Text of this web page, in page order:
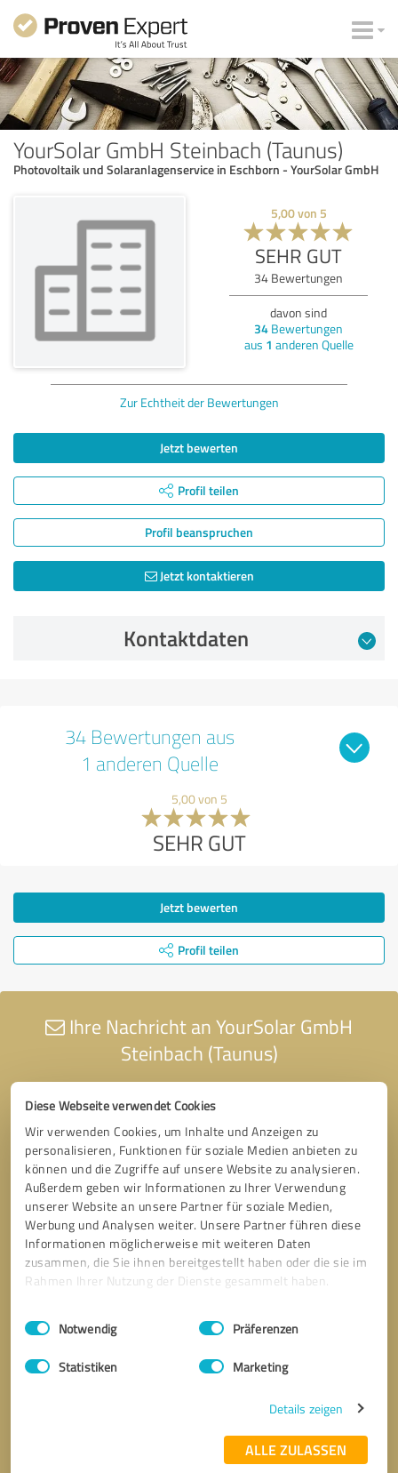
Diese Webseite verwendet Cookies
Wir verwenden Cookies, um Inhalte und Anzeigen zu
personalisieren, Funktionen für soziale Medien anbieten zu
können und die Zugriffe auf unsere Website zu analysieren.
Außerdem geben wir Informationen zu Ihrer Verwendung
unserer Website an unsere Partner für soziale Medien,
Werbung und Analysen weiter. Unsere Partner führen diese
Informationen möglicherweise mit weiteren Daten
zusammen, die Sie ihnen bereitgestellt haben oder die sie im
Rahmen Ihrer Nutzung der Dienste gesammelt haben.
Impressum Datenschutzbestimmungen
Einwilligungsauswahl
Notwendig Präferenzen
Statistiken Marketing
Details zeigen
ALLE ZULASSEN
YourSolar GmbH Steinbach (Taunus)
Photovoltaik und Solaranlagenservice in Eschborn - YourSolar GmbH
5,00von 5
SEHR GUT
34 Bewertungen
davon sind
34 Bewertungen
aus 1 anderen Quelle
Zur Echtheit der Bewertungen
Jetzt bewerten
Profil teilen
Profil beanspruchen
Jetzt kontaktieren
Kontaktdaten
34 Bewertungen aus
1 anderen Quelle
5,00 von 5
SEHR GUT
Jetzt bewerten
Profil teilen
Ihre Nachricht an YourSolar GmbH
Steinbach (Taunus)
* Erforderliche Angaben